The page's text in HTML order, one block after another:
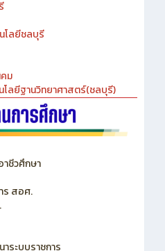
โลยีชลบุรี
ม
โลยีฐานวิทยาศาสตร์(ชลบุรี)
ชีวศึกษา
ร สอศ.
ระบบราชการ